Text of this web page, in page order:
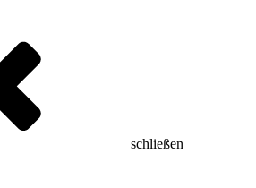
schließen